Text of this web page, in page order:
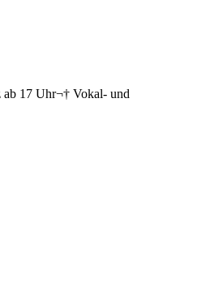
ab 17 Uhr¬† Vokal- und